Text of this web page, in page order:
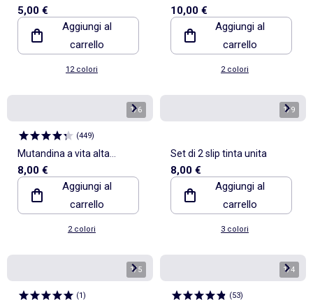
5,00 €
Aggiungi al
carrello
12 colori
10,00 €
Aggiungi al
carrello
2 colori
1/6
(449)
Mutandina a vita alta
modellante
8,00 €
Aggiungi al
carrello
2 colori
1/9
Set di 2 slip tinta unita
8,00 €
Aggiungi al
carrello
3 colori
1/5
(1)
1/4
(53)